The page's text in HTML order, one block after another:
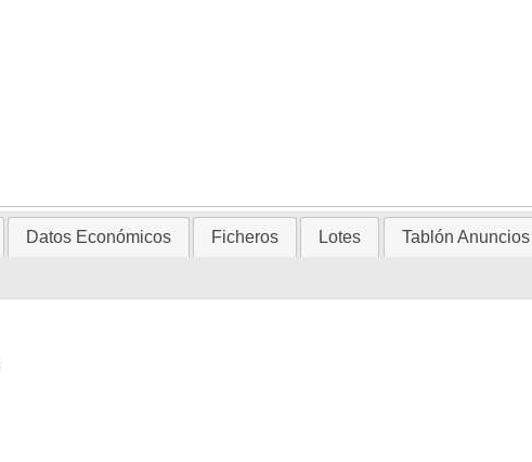
Datos Económicos Ficheros Lotes Tablón Anuncios